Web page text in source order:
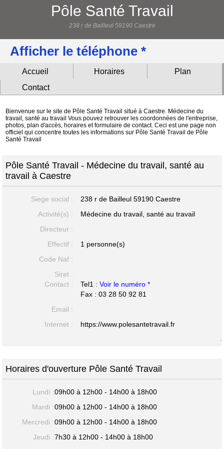
Pôle Santé Travail
238 r de Bailleul 59190 Caestre
Afficher le téléphone *
Accueil Horaires
Plan
Contact
Bienvenue sur le site de Pôle Santé Travail situé à Caestre. Médecine du
travail, santé au travail Vous pouvez retrouver les coordonnées de l'entreprise,
photos, plan d'accès, horaires et formulaire de contact. Ceci est une page non
officiel qui concentre toutes les informations sur Pôle Santé Travail de Pôle
Santé Travail
Pôle Santé Travail - Médecine du travail, santé au
travail à Caestre
Siege social : 238 r de Bailleul59190 Caestre
Activité(s) :
Médecine du travail, santé au travail
Directeur :
Effectif :
1 personne(s)
Code Naf :
Siret :
Contact :
Tel1 :Voir le numéro *
Fax : 03 28 50 92 81
Email :
Internet :
https://www.polesantetravail.fr
-
Horaires d'ouverture Pôle Santé Travail
Lundi :09h00 à 12h00 - 14h00 à 18h00
Mardi :09h00 à 12h00 - 14h00 à 18h00
Mercredi :09h00 à 12h00 - 14h00 à 18h00
Jeudi :7h30 à 12h00 - 14h00 à 18h00